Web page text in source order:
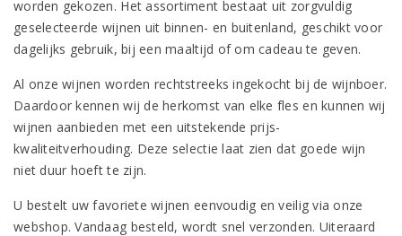
worden gekozen. Het assortiment bestaat uit zorgvuldig
geselecteerde wijnen uit binnen- en buitenland, geschikt voor
dagelijks gebruik, bij een maaltijd of om cadeau te geven.
Al onze wijnen worden rechtstreeks ingekocht bij de wijnboer.
Daardoor kennen wij de herkomst van elke fles en kunnen wij
wijnen aanbieden met een uitstekende prijs-
kwaliteitverhouding. Deze selectie laat zien dat goede wijn
niet duur hoeft te zijn.
U bestelt uw favoriete wijnen eenvoudig en veilig via onze
webshop. Vandaag besteld, wordt snel verzonden. Uiteraard